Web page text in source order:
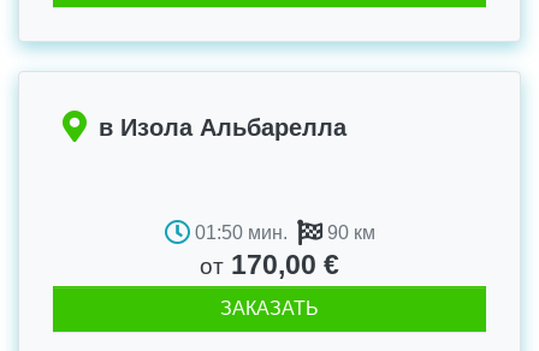
в Изола Альбарелла
01:50 мин. 90 км
от 170,00 €
ЗАКАЗАТЬ